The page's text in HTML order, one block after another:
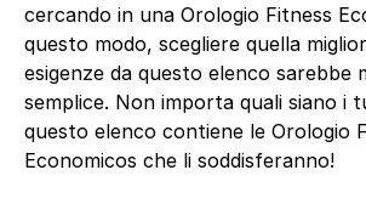
cercando in una Orologio Fitness
questo modo, scegliere quella
esigenze da questo elenco sarebbe
semplice. Non importa quali siano i
questo elenco contiene le Orologio
Economicos che li soddisferanno!